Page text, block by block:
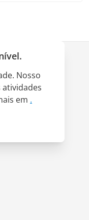
Nosso
atividades
em .